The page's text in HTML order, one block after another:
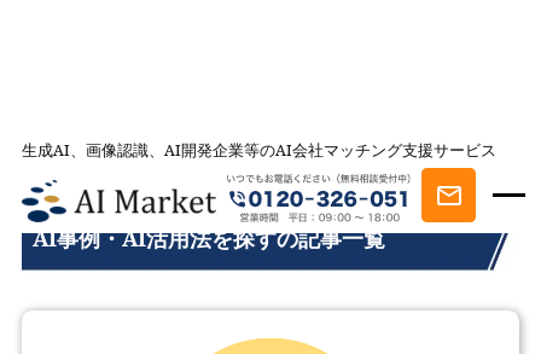
生成AI、画像認識、AI開発企業等のAI会社マッチング支援サービス
AI会社とのマッチングは AI Market
記事一覧
AI事例・AI活用法を探す
AI事例・AI活用法を探すの記事一覧